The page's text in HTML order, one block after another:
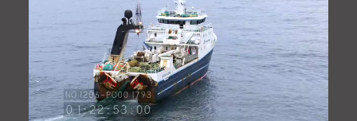
CARTE
COLLECTIONS